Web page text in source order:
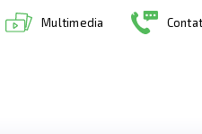
Multimedia